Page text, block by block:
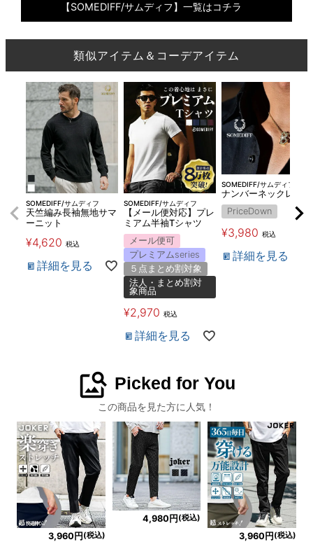
【SOMEDIFF/サムディフ】一覧はコチラ
類似アイテム＆コーデアイテム
SOMEDIFF/サムディフ
天竺編み長袖無地サマ
ーニット
¥4,620 税込
詳細を見る
SOMEDIFF/サムディフ
【メール便対応】プレ
ミアム半袖Tシャツ
メール便可
プレミアムseries
５点まとめ割対象
法人・まとめ割対
象商品
¥2,970 税込
詳細を見る
SOMEDIFF/サムディフ
ナンバーネックレス
PriceDown
¥3,980 税込
詳細を見る
image_search Picked for You
この商品を見た方に人気！
3,960円 (税込)
4,980円(税込)
3,960円 (税込)